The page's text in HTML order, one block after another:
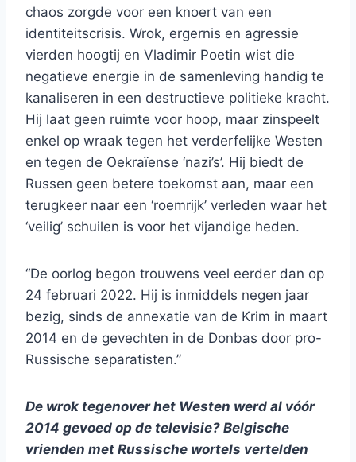
chaos zorgde voor een knoert van een
identiteitscrisis. Wrok, ergernis en agressie
vierden hoogtij en Vladimir Poetin wist die
negatieve energie in de samenleving handig te
kanaliseren in een destructieve politieke kracht.
Hij laat geen ruimte voor hoop, maar zinspeelt
enkel op wraak tegen het verderfelijke Westen
en tegen de Oekraïense ‘nazi’s’. Hij biedt de
Russen geen betere toekomst aan, maar een
terugkeer naar een ‘roemrijk’ verleden waar het
‘veilig’ schuilen is voor het vijandige heden.
“De oorlog begon trouwens veel eerder dan op
24 februari 2022. Hij is inmiddels negen jaar
bezig, sinds de annexatie van de Krim in maart
2014 en de gevechten in de Donbas door pro-
Russische separatisten.”
De wrok tegenover het Westen werd al vóór
2014 gevoed op de televisie? Belgische
vrienden met Russische wortels vertelden